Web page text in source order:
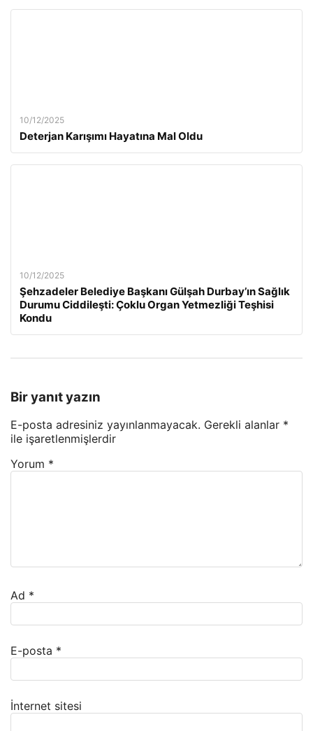
10/12/2025
Deterjan Karışımı Hayatına Mal Oldu
10/12/2025
Şehzadeler Belediye Başkanı Gülşah Durbay’ın Sağlık
Durumu Ciddileşti: Çoklu Organ Yetmezliği Teşhisi
Kondu
Bir yanıt yazın
E-posta adresiniz yayınlanmayacak. Gerekli alanlar *
ile işaretlenmişlerdir
Yorum *
Ad *
E-posta *
İnternet sitesi